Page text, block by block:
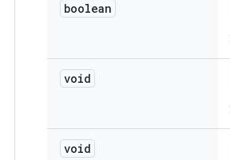
boolean
void
void